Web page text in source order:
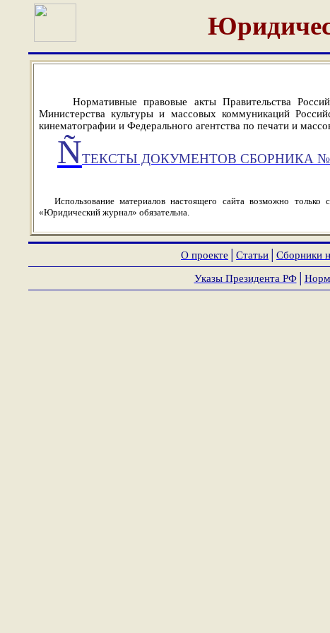
Нормативные правовые акты Правительства
Министерства культуры и массовых коммуникаций
кинематографии и Федерального агентства по печати и
ÑТЕКСТЫ ДОКУМЕНТОВ СБОРНИКА №
Использование материалов настоящего сайта возможно
«Юридический журнал» обязательна.
О проекте Статьи Сборники
Указы Президента РФ│